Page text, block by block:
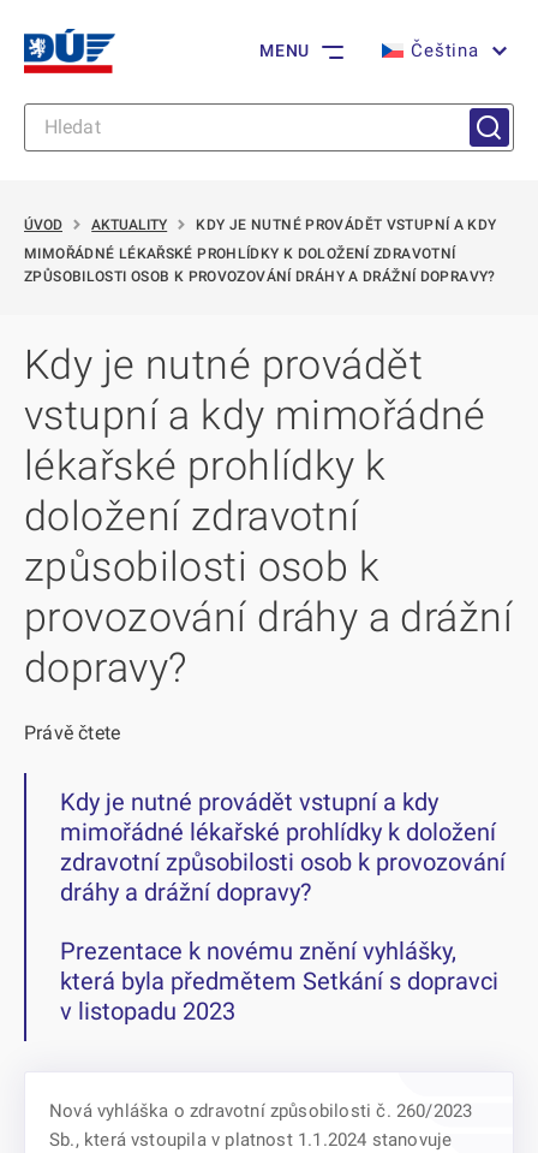
MENU Čeština
ÚVOD AKTUALITY
KDY JE NUTNÉ PROVÁDĚT VSTUPNÍ A KDY
MIMOŘÁDNÉ LÉKAŘSKÉ PROHLÍDKY K DOLOŽENÍ ZDRAVOTNÍ
ZPŮSOBILOSTI OSOB K PROVOZOVÁNÍ DRÁHY A DRÁŽNÍ DOPRAVY?
Kdy je nutné provádět
vstupní a kdy mimořádné
lékařské prohlídky k
doložení zdravotní
způsobilosti osob k
provozování dráhy a drážní
dopravy?
Nová vyhláška o zdravotní způsobilosti č. 260/2023
Sb., která vstoupila v platnost 1.1.2024 stanovuje
Právě čtete
Kdy je nutné provádět vstupní a kdy
mimořádné lékařské prohlídky k doložení
zdravotní způsobilosti osob k provozování
dráhy a drážní dopravy?
Prezentace k novému znění vyhlášky,
která byla předmětem Setkání s dopravci
v listopadu 2023